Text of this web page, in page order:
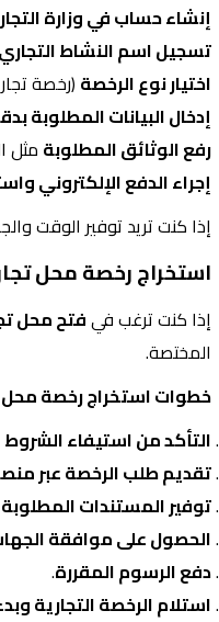
إنشاء حساب في وزارة
تسجيل اسم النشاط التجاري
اختيار نوع الرخصة (رخصة
إدخال البيانات المطلوبة
رفع الوثائق المطلوبة مثل
إجراء الدفع الإلكتروني
إذا كنت تريد توفير الوقت
استخراج رخصة محل
إذا كنت ترغب فيفتح محل
المختصة.
خطوات استخراج رخصة محل
التأكد من استيفاء الشروط
تقديم طلب الرخصة عبر
توفير المستندات المطلوبة
الحصول على موافقة
دفع الرسوم المقررة.
استلام الرخصة التجارية